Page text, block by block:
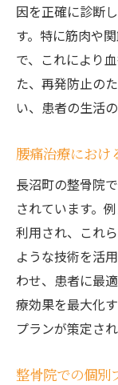
因を正確に診断
す。特に筋肉や
で、これにより
た、再発防止の
い、患者の生活
腰痛治療におけ
長沼町の整骨院
されています。
利用され、これ
ような技術を活
わせ、患者に最
療効果を最大化
プランが策定さ
整骨院での個別